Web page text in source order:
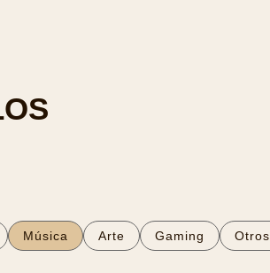
Música Arte Gaming Otros